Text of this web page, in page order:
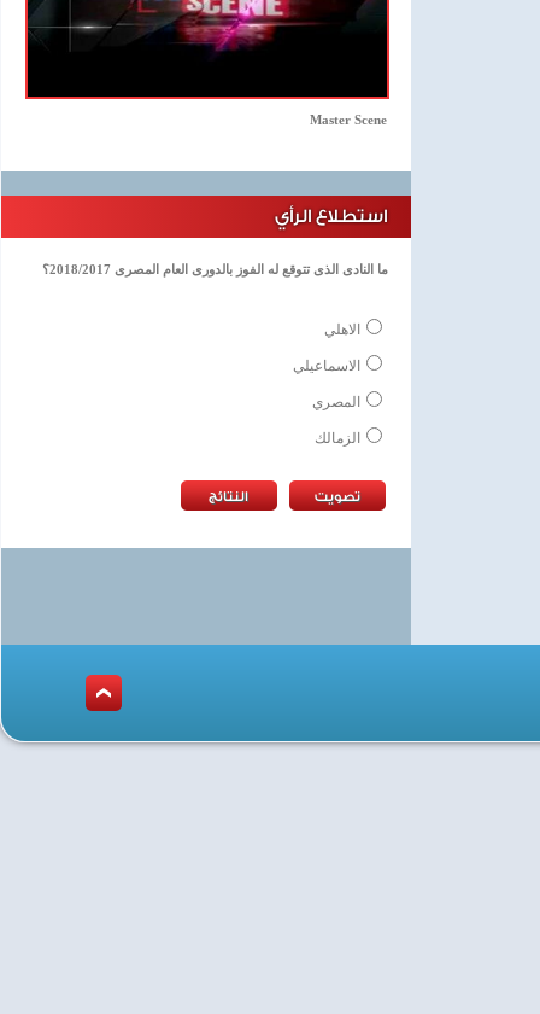
Master Scene
استطلاع الرأي
ما النادى الذى تتوقع له الفوز بالدورى العام المصرى 2018/2017؟
الاهلي
الاسماعيلي
المصري
الزمالك